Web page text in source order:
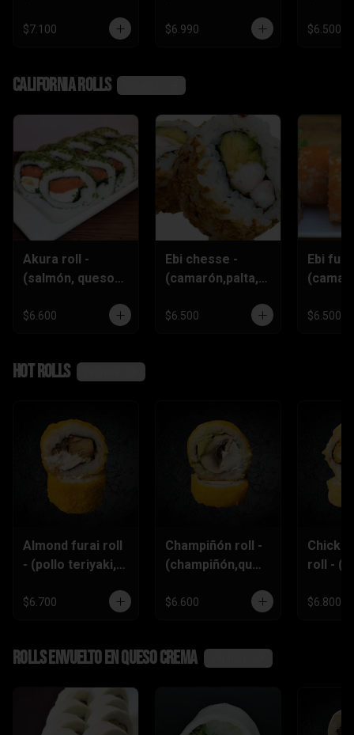
ciboulette)
$7.100
ciboulette)
$6.990 $6.500
California rolls
Akura roll -
(salmón, queso
,ciboulette)
$6.600
Ebi chesse -
(camarón,palta,q
$6.500
Ebi
$6.500
Hot rolls
Almond furai roll
- (pollo teriyaki,
crema,almendra
$6.700
Champiñón roll -
(champiñón,ques
$6.600
roll -
piñón)
$6.800
Rolls envuelto en queso crema